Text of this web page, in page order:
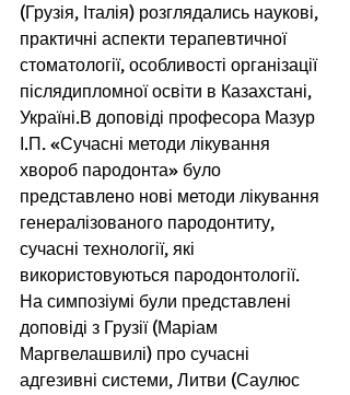
(Грузія, Італія) розглядались наукові,
практичні аспекти терапевтичної
стоматології, особливості організації
післядипломної освіти в Казахстані,
Україні.В доповіді професора Мазур
І.П. «Сучасні методи лікування
хвороб пародонта» було
представлено нові методи лікування
генералізованого пародонтиту,
сучасні технології, які
використовуються пародонтології.
На симпозіумі були представлені
доповіді з Грузії (Маріам
Маргвелашвилі) про сучасні
адгезивні системи, Литви (Саулюс